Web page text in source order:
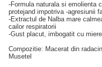
-Formula naturala si emolienta
protejand impotriva -agresiunii
-Extractul de Nalba mare
cailor respiratorii
-Gust placut, imbogatit cu
Compozitie: Macerat din
Musetel